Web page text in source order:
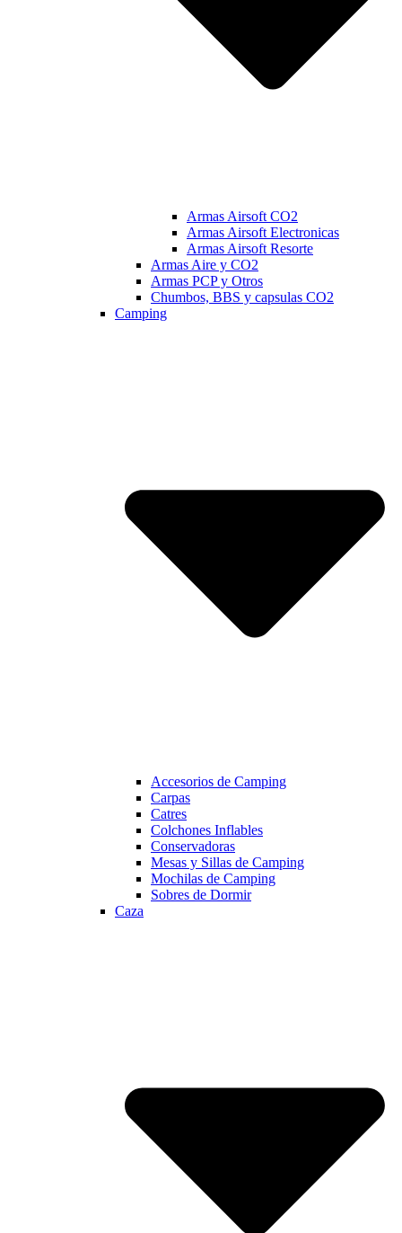
Armas Airsoft CO2
Armas Airsoft Electronicas
Armas Airsoft Resorte
Armas Aire y CO2
Armas PCP y Otros
Chumbos, BBS y capsulas CO2
Camping
Accesorios de Camping
Carpas
Catres
Colchones Inflables
Conservadoras
Mesas y Sillas de Camping
Mochilas de Camping
Sobres de Dormir
Caza